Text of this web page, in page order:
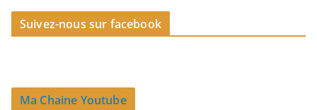
Suivez-nous sur facebook
Ma Chaine Youtube